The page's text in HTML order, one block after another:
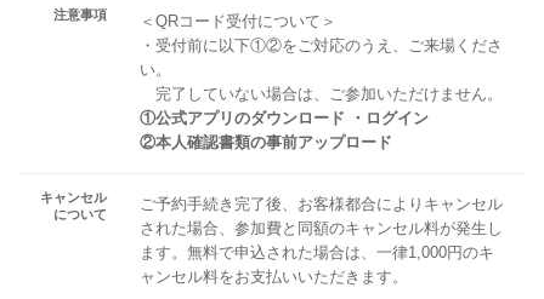
注意事項
＜QRコード受付について＞
・受付前に以下①②をご対応のうえ、ご来場くださ
い。
完了していない場合は、ご参加いただけません。
①公式アプリのダウンロード ・ログイン
②本人確認書類の事前アップロード
キャンセル
について
ご予約手続き完了後、お客様都合によりキャンセル
された場合、参加費と同額のキャンセル料が発生し
ます。無料で申込された場合は、一律1,000円のキ
ャンセル料をお支払いいただきます。